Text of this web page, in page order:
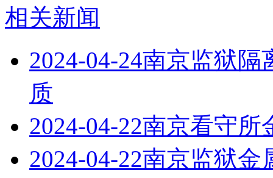
相关新闻
2024-04-24南京监狱隔
质
2024-04-22南京看守所
2024-04-22南京监狱金